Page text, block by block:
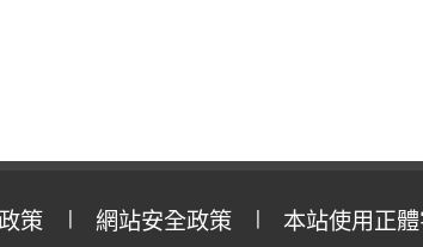
策 網站安全政策 本站使用正